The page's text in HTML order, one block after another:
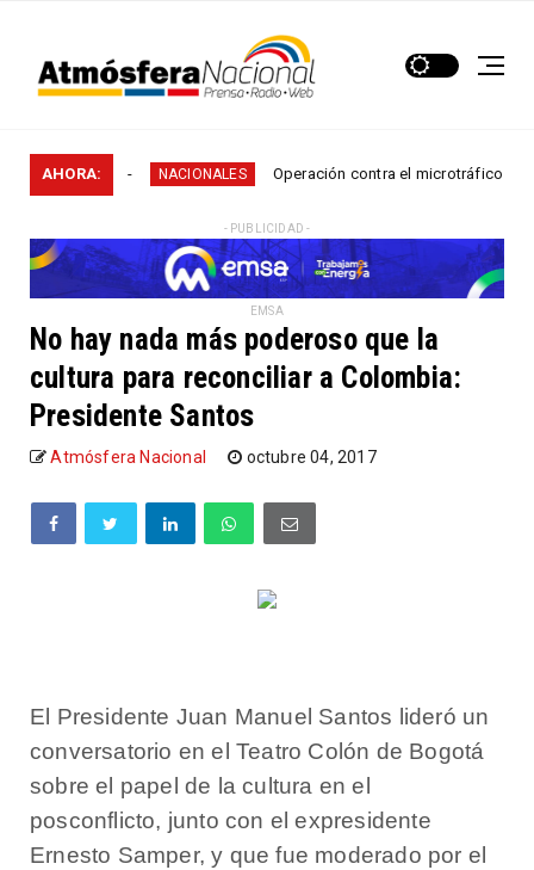
AHORA:
en... NACIONALES Operación contra el microtráfico permitió
- PUBLICIDAD -
EMSA
No hay nada más poderoso que la
cultura para reconciliar a Colombia:
Presidente Santos
Atmósfera Nacional octubre 04, 2017
El Presidente Juan Manuel Santos lideró un
conversatorio en el Teatro Colón de Bogotá
sobre el papel de la cultura en el
posconflicto, junto con el expresidente
Ernesto Samper, y que fue moderado por el